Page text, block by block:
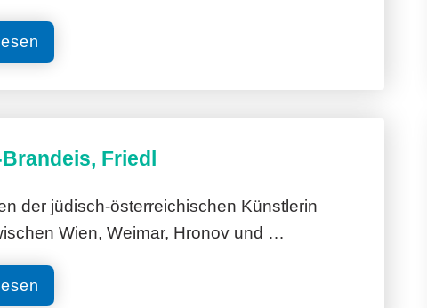
Friedl
der jüdisch-österreichischen Künstlerin
Wien, Weimar, Hronov und …